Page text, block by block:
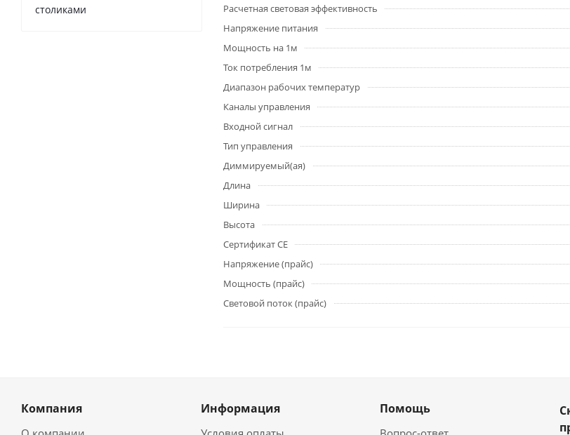
Расчетная световая эффективность
Напряжение питания
Мощность на 1м
Ток потребления 1м
Диапазон рабочих температур
Каналы управления
Входной сигнал
Тип управления
Диммируемый(ая)
Длина
Ширина
Высота
Сертификат CE
Напряжение (прайс)
Мощность (прайс)
Световой поток (прайс)
столиками
Компания Информация Помощь